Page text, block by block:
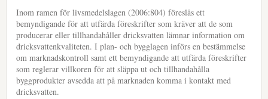
Inom ramen för livsmedelslagen (2006:804) föreslås ett
bemyndigande för att utfärda föreskrifter som kräver att de som
producerar eller tillhandahåller dricksvatten lämnar information om
dricksvattenkvaliteten. I plan- och bygglagen införs en bestämmelse
om marknadskontroll samt ett bemyndigande att utfärda föreskrifter
som reglerar villkoren för att släppa ut och tillhandahålla
byggprodukter avsedda att på marknaden komma i kontakt med
dricksvatten.